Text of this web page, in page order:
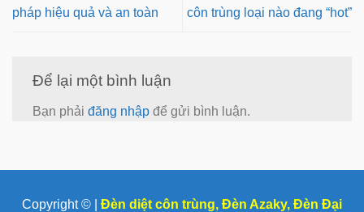
pháp hiệu quả và an toàn
côn trùng loại nào đang “hot”
Để lại một bình luận
Bạn phải đăng nhập để gửi bình luận.
Copyright © | Đèn diệt côn trùng, Đèn Azaky, Đèn Đại